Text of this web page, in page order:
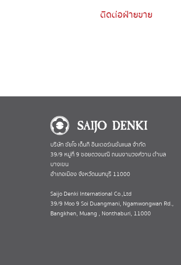
ติดต่อฝ่ายขาย
บริษัท ซัยโจ เด็นกิ อินเตอร์เนชั่นแนล จำกัด
39/9 หมู่ที่ 9 ซอยดวงมณี ถนนงามวงศ์วาน ตำบล
บางเขน
อำเภอเมือง จังหวัดนนทบุรี 11000
Saijo Denki International Co.,Ltd
39/9 Moo 9 Soi Duangmani, Ngamwongwan Rd.,
Bangkhen, Muang , Nonthaburi, 11000